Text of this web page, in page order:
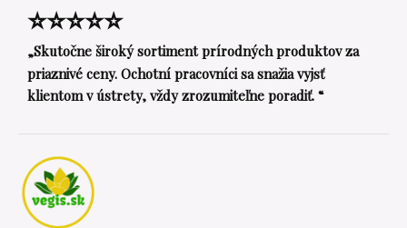
⭐⭐⭐⭐⭐
„Skutočne široký sortiment prírodných produktov za
priaznivé ceny. Ochotní pracovníci sa snažia vyjsť
klientom v ústrety, vždy zrozumiteľne poradiť. “